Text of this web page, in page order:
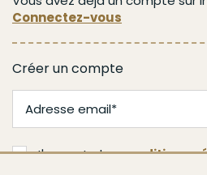
Connectez-vous
Créer un compte
J'accepte lesconditions